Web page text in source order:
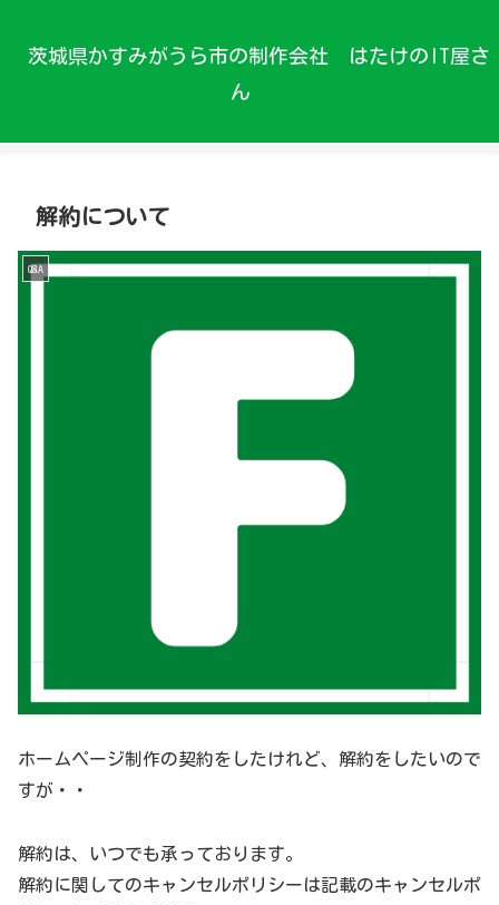
茨城県かすみがうら市の制作会社 はたけのIT屋さ
ん
解約について
Q&A
ホームページ制作の契約をしたけれど、解約をしたいので
すが・・
解約は、いつでも承っております。
解約に関してのキャンセルポリシーは記載のキャンセルポ